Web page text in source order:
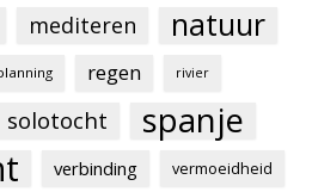
mediteren natuur
regen rivier
solotocht spanje
verbinding vermoeidheid